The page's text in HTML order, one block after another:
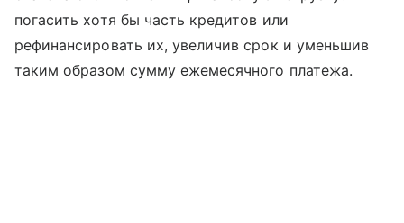
погасить хотя бы часть кредитов или
рефинансировать их, увеличив срок и уменьшив
таким образом сумму ежемесячного платежа.